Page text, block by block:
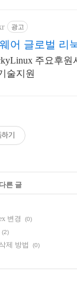
광고
어 글로벌 리
주요후원사
술지원
기
른 글
변경 (0)
(2)
제 방법 (0)